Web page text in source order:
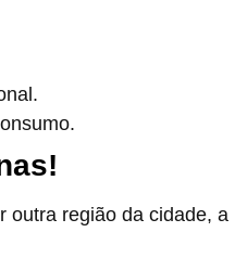
outra região da cidade, a